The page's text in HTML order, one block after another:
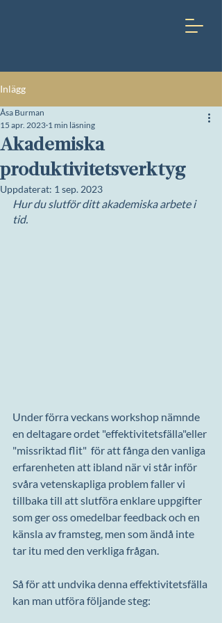
Inlägg
Akademiska
produktivitetsverktyg
Åsa Burman
15 apr. 2023 1 min läsning
Uppdaterat: 1 sep. 2023
Hur du slutför ditt akademiska arbete i
tid.
Under förra veckans workshop nämnde
en deltagare ordet "effektivitetsfälla"eller
"missriktad flit"  för att fånga den vanliga
erfarenheten att ibland när vi står inför
svåra vetenskapliga problem faller vi
tillbaka till att slutföra enklare uppgifter
som ger oss omedelbar feedback och en
känsla av framsteg, men som ändå inte
tar itu med den verkliga frågan.
Så för att undvika denna effektivitetsfälla
kan man utföra följande steg: